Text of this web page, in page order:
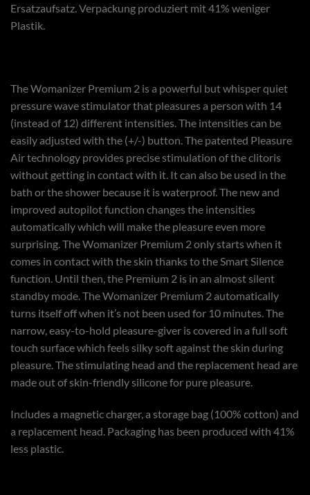
Ersatzaufsatz. Verpackung produziert mit 41% weniger
Plastik.
The Womanizer Premium 2 is a powerful but whisper quiet
pressure wave stimulator that pleasures a person with 14
(instead of 12) different intensities. The intensities can be
easily adjusted with the (+/-) button. The patented Pleasure
Air technology provides precise stimulation of the clitoris
without getting in contact with it. It can also be used in the
bath or the shower because it is waterproof. The new and
improved autopilot function changes the intensities
automatically which will make the pleasure even more
surprising. The Womanizer Premium 2 only starts when it
comes in contact with the skin thanks to the Smart Silence
function. Until then, the Premium 2 is in an almost silent
standby mode. The Womanizer Premium 2 automatically
turns itself off when it’s not been used for 10 minutes. The
narrow, easy-to-hold pleasure-giver is covered in a full soft
touch surface which feels silky soft against the skin during
pleasure. The stimulating head and the replacement head are
made out of skin-friendly silicone for pure pleasure.
Includes a magnetic charger, a storage bag (100% cotton) and
a replacement head. Packaging has been produced with 41%
less plastic.